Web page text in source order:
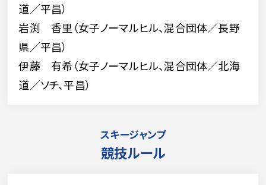
道／平昌）
岩渕 香里（女子ノーマルヒル、混合団体／長野
県／平昌）
伊藤 有希（女子ノーマルヒル、混合団体／北海
道／ソチ、平昌）
スキージャンプ
競技ルール